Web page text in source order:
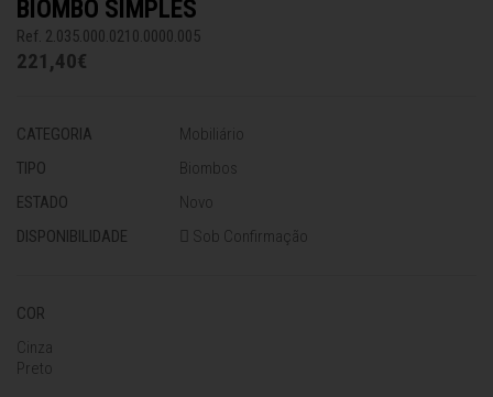
BIOMBO SIMPLES
Ref. 2.035.000.0210.0000.005
221,40€
CATEGORIA
Mobiliário
TIPO
Biombos
ESTADO
Novo
DISPONIBILIDADE
Sob Confirmação
COR
Cinza
Preto